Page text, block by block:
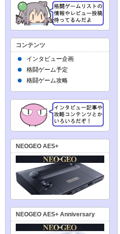
コンテンツ
インタビュー企画
格闘ゲーム予定
格闘ゲーム攻略
NEOGEO AES+
NEOGEO AES+ Anniversary